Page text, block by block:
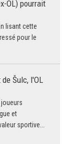
OL) pourrait
lisant cette
pour le
Šulc, l'OL
et
sportive...